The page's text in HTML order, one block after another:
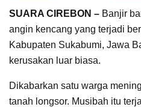
SUARA CIREBON – Banjir
angin kencang yang terjadi
Kabupaten Sukabumi, Jawa
kerusakan luar biasa.
Dikabarkan satu warga
tanah longsor. Musibah itu